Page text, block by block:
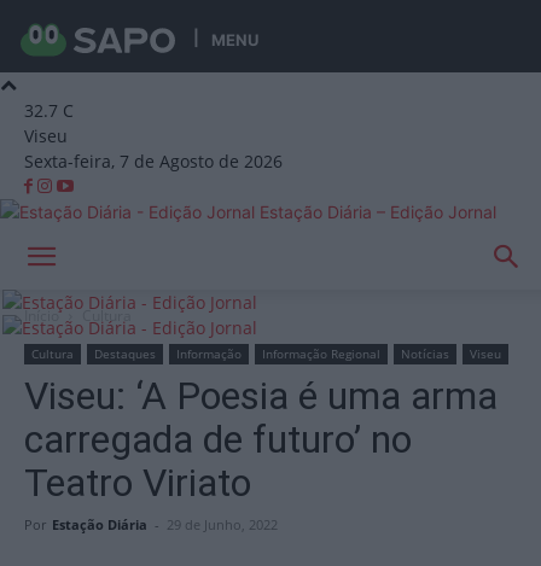
MENU
32.7 C
Viseu
Sexta-feira, 7 de Agosto de 2026
Estação Diária – Edição Jornal
Início Cultura
Cultura Destaques Informação Informação Regional Notícias Viseu
Viseu: ‘A Poesia é uma arma
carregada de futuro’ no
Teatro Viriato
Por Estação Diária - 29 de Junho, 2022